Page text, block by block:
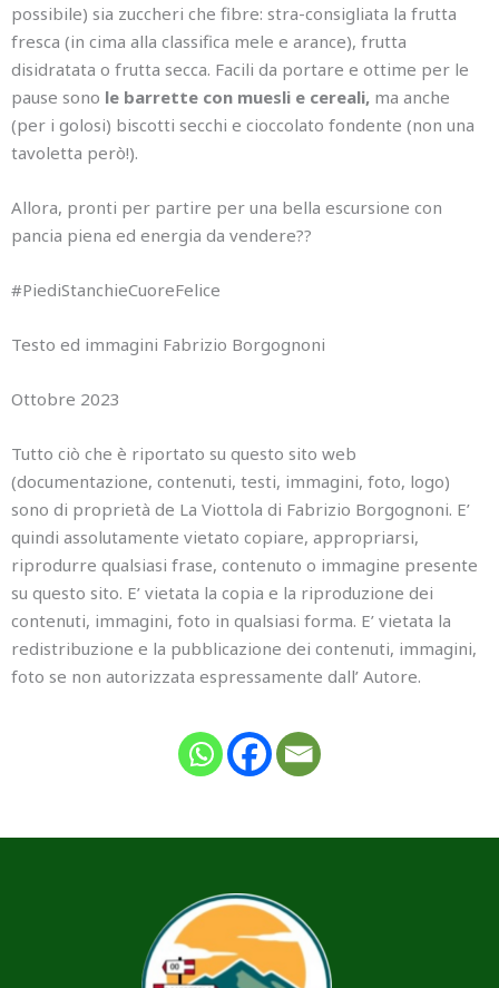
possibile) sia zuccheri che fibre: stra-consigliata la frutta
fresca (in cima alla classifica mele e arance), frutta
disidratata o frutta secca. Facili da portare e ottime per le
pause sono le barrette con muesli e cereali, ma anche
(per i golosi) biscotti secchi e cioccolato fondente (non una
tavoletta però!).
Allora, pronti per partire per una bella escursione con
pancia piena ed energia da vendere??
#PiediStanchieCuoreFelice
Testo ed immagini Fabrizio Borgognoni
Ottobre 2023
Tutto ciò che è riportato su questo sito web
(documentazione, contenuti, testi, immagini, foto, logo)
sono di proprietà de La Viottola di Fabrizio Borgognoni. E’
quindi assolutamente vietato copiare, appropriarsi,
riprodurre qualsiasi frase, contenuto o immagine presente
su questo sito. E’ vietata la copia e la riproduzione dei
contenuti, immagini, foto in qualsiasi forma. E’ vietata la
redistribuzione e la pubblicazione dei contenuti, immagini,
foto se non autorizzata espressamente dall’ Autore.